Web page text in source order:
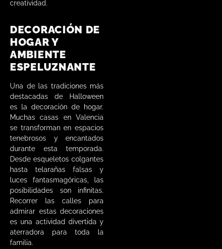
creatividad.
DECORACIÓN DE
HOGAR Y
AMBIENTE
ESPELUZNANTE
Una de las tradiciones más
destacadas de Halloween
es la decoración de hogar.
Muchas casas en Valencia
se transforman en espacios
tenebrosos y encantados
durante esta temporada.
Desde esqueletos colgantes
hasta telarañas falsas y
luces fantasmagóricas, las
posibilidades son infinitas.
Recorrer las calles para
admirar estas decoraciones
es una actividad divertida y
aterradora para toda la
familia.